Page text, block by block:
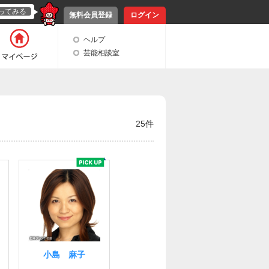
無料会員登録 ログイン
てみる
ヘルプ
芸能相談室
25件
小島 麻子